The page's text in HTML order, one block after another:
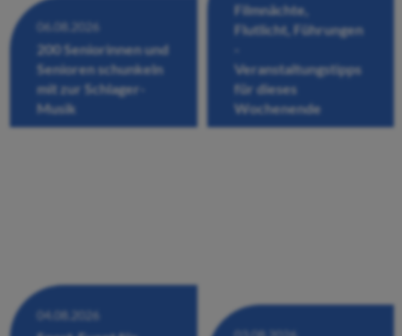
06.08.2026
200 Seniorinnen und
Senioren schunkeln
mit zur Schlager-
Musik
Filmnächte,
Flutlicht, Führungen
Veranstaltungstipps
für dieses
Wochenende
04.08.2026